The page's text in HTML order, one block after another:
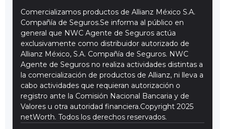
Comercializamos productos de Allianz México S.A.
Compañía de Seguros.Se informa al público en
general que NWC Agente de Seguros actúa
exclusivamente como distribuidor autorizado de
Allianz México, S.A. Compañía de Seguros. NWC
Agente de Seguros no realiza actividades distintas a
la comercialización de productos de Allianz, ni lleva a
cabo actividades que requieran autorización o
registro ante la Comisión Nacional Bancaria y de
Valores u otra autoridad financiera.Copyright 2025
netWorth. Todos los derechos reservados.